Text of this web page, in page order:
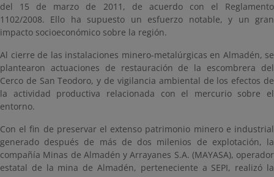
del 15 de marzo de 2011, de acuerdo con el Reglamento
1102/2008. Ello ha supuesto un esfuerzo notable, y un gran
impacto socioeconómico sobre la región.
Al cierre de las instalaciones minero-metalúrgicas en Almadén, se
plantearon actuaciones de restauración de la escombrera del
Cerco de San Teodoro, y de vigilancia ambiental de los efectos de
la actividad productiva relacionada con el mercurio sobre el
entorno.
Con el fin de preservar el extenso patrimonio minero e industrial
generado después de más de dos milenios de explotación, la
compañía Minas de Almadén y Arrayanes S.A. (MAYASA), operador
estatal de la mina de Almadén, perteneciente a SEPI, realizó la